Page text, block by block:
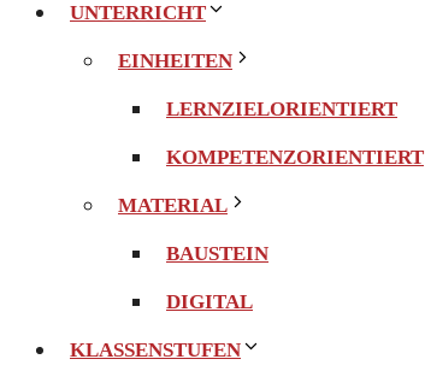
UNTERRICHT
EINHEITEN
LERNZIELORIENTIERT
KOMPETENZORIENTIERT
MATERIAL
BAUSTEIN
DIGITAL
KLASSENSTUFEN